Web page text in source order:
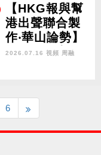
義與自由 不許
中國自辯與自
保？
【HKG報與幫
港出聲聯合製
作‧華山論勢】
第四百八十集
海空軍力 工業
何面對中國？
2026.07.16 視頻 周融
6